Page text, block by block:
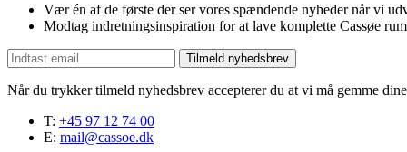
Vær én af de første der ser vores spændende nyheder når vi
Modtag indretningsinspiration for at lave komplette Cassøe
Tilmeld nyhedsbrev
Når du trykker tilmeld nyhedsbrev accepterer du at vi må gemme
T: +45 97 12 74 00
E: mail@cassoe.dk